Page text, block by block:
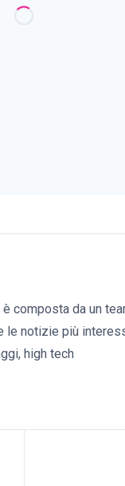
composta da un
le notizie più
high tech